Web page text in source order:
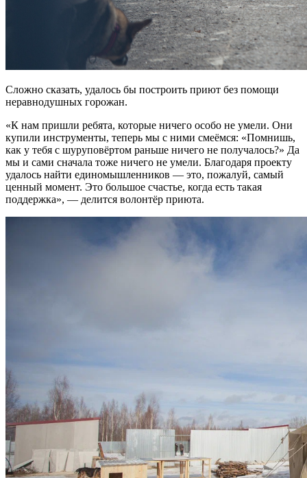
Сложно сказать, удалось бы построить приют без помощи
неравнодушных горожан.
«К нам пришли ребята, которые ничего особо не умели. Они
купили инструменты, теперь мы с ними смеёмся: «Помнишь,
как у тебя с шуруповёртом раньше ничего не получалось?» Да
мы и сами сначала тоже ничего не умели. Благодаря проекту
удалось найти единомышленников — это, пожалуй, самый
ценный момент. Это большое счастье, когда есть такая
поддержка», — делится волонтёр приюта.